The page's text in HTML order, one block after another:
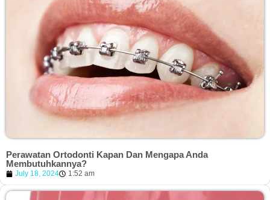
Perawatan Ortodonti Kapan Dan Mengapa Anda
Membutuhkannya?
July 18, 2024 1:52 am